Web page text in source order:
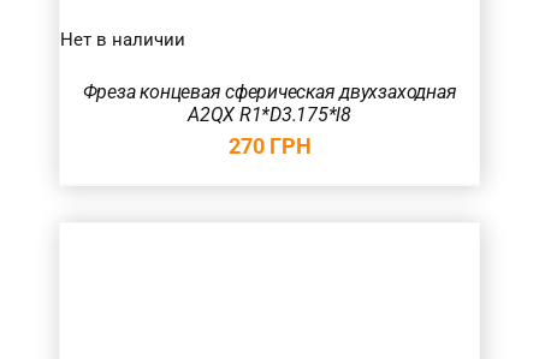
Нет в наличии
Фреза концевая сферическая двухзаходная
A2QX R1*D3.175*l8
270 ГРН